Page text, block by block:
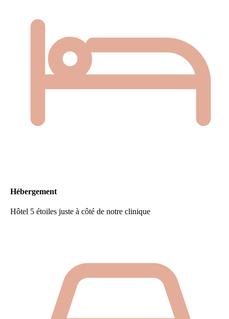
Hébergement
Hôtel 5 étoiles juste à côté de notre clinique